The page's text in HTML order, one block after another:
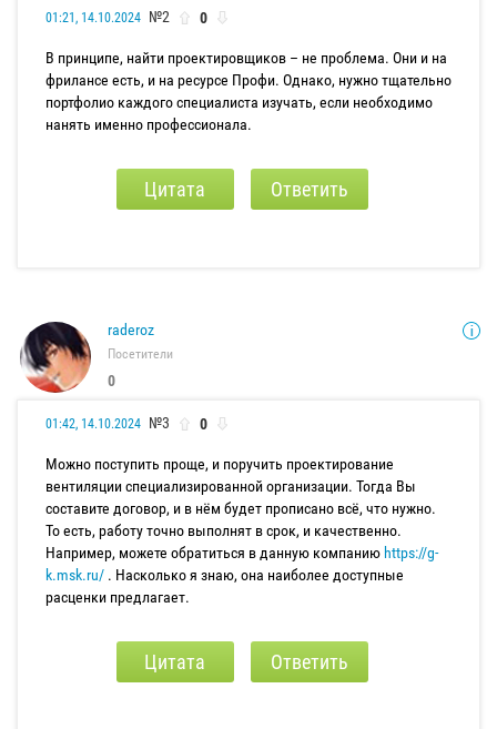
01:21, 14.10.2024 №2 0
В принципе, найти проектировщиков – не проблема. Они и на
фрилансе есть, и на ресурсе Профи. Однако, нужно тщательно
портфолио каждого специалиста изучать, если необходимо
нанять именно профессионала.
Цитата Ответить
raderoz
Посетители
0
01:42, 14.10.2024 №3 0
Можно поступить проще, и поручить проектирование
вентиляции специализированной организации. Тогда Вы
составите договор, и в нём будет прописано всё, что нужно.
То есть, работу точно выполнят в срок, и качественно.
Например, можете обратиться в данную компанию https://g-
k.msk.ru/ . Насколько я знаю, она наиболее доступные
расценки предлагает.
Цитата Ответить